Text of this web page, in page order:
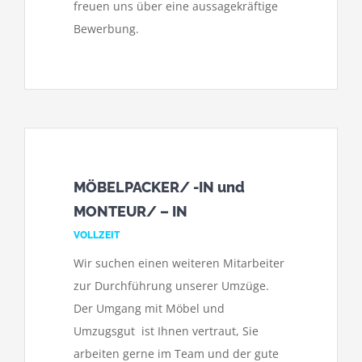
freuen uns über eine aussagekräftige
Bewerbung.
MÖBELPACKER/ -IN und
MONTEUR/ – IN
VOLLZEIT
Wir suchen einen weiteren Mitarbeiter
zur Durchführung unserer Umzüge.
Der Umgang mit Möbel und
Umzugsgut ist Ihnen vertraut, Sie
arbeiten gerne im Team und der gute